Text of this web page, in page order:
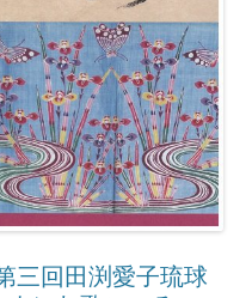
三回田渕愛子琉球